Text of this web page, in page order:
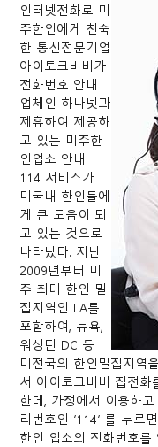
인터넷전화로 미
주한인에게 친숙
한 통신전문기업
아이토크비비가
전화번호 안내
업체인 하나넷과
제휴하여 제공하
고 있는 미주한
인업소 안내
114 서비스가
미국내 한인들에
게 큰 도움이 되
고 있는 것으로
나타났다. 지난
2009년부터 미
주 최대 한인 밀
집지역인 LA를
포함하여, 뉴욕,
워싱턴 DC 등
미전국의 한인밀집지역
서 아이토크비비 집전
한데, 가정에서 이용하
리번호인 ‘114’ 를 누르
한인 업소의 전화번호를